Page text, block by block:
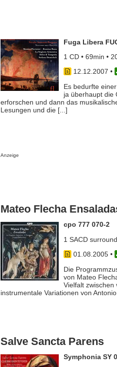
Fuga Libera
1 CD • 69min •
12.12.2007 •
Es bedurfte
ja überhaupt die
erforschen und dann das
Lesungen und die [...]
Anzeige
Mateo Flecha
cpo 777 070-2
1 SACD
01.08.2005•
Die
von Mateo
Vielfalt zwischen
instrumentale Variationen von
Salve Sancta Parens
Symphonia SY